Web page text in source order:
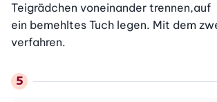
Teigrädchen voneinander trennen,auf
ein bemehltes Tuch legen. Mit dem
verfahren.